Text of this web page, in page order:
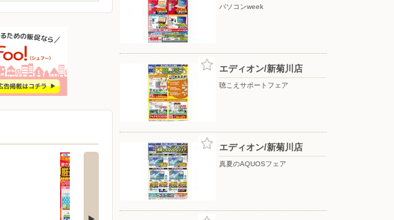
パソコンweek
エディオン/新菊川店
聴こえサポートフェア
エディオン/新菊川店
真夏のAQUOSフェア